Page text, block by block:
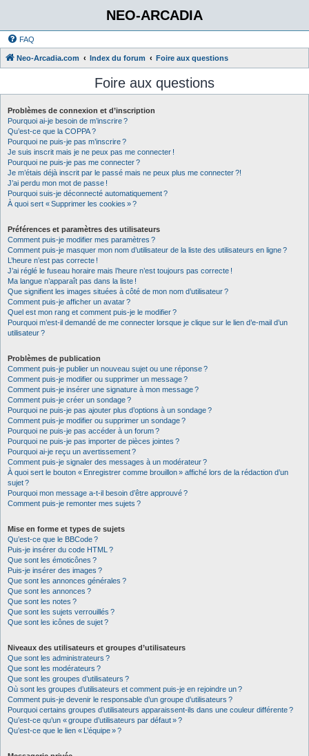
NEO-ARCADIA
FAQ
Neo-Arcadia.com Index du forum Foire aux questions
Foire aux questions
Problèmes de connexion et d’inscription
Pourquoi ai-je besoin de m’inscrire ?
Qu’est-ce que la COPPA ?
Pourquoi ne puis-je pas m’inscrire ?
Je suis inscrit mais je ne peux pas me connecter !
Pourquoi ne puis-je pas me connecter ?
Je m’étais déjà inscrit par le passé mais ne peux plus me connecter ?!
J’ai perdu mon mot de passe !
Pourquoi suis-je déconnecté automatiquement ?
À quoi sert « Supprimer les cookies » ?
Préférences et paramètres des utilisateurs
Comment puis-je modifier mes paramètres ?
Comment puis-je masquer mon nom d’utilisateur de la liste des utilisateurs en ligne ?
L’heure n’est pas correcte !
J’ai réglé le fuseau horaire mais l’heure n’est toujours pas correcte !
Ma langue n’apparaît pas dans la liste !
Que signifient les images situées à côté de mon nom d’utilisateur ?
Comment puis-je afficher un avatar ?
Quel est mon rang et comment puis-je le modifier ?
Pourquoi m’est-il demandé de me connecter lorsque je clique sur le lien d’e-mail d’un
utilisateur ?
Problèmes de publication
Comment puis-je publier un nouveau sujet ou une réponse ?
Comment puis-je modifier ou supprimer un message ?
Comment puis-je insérer une signature à mon message ?
Comment puis-je créer un sondage ?
Pourquoi ne puis-je pas ajouter plus d’options à un sondage ?
Comment puis-je modifier ou supprimer un sondage ?
Pourquoi ne puis-je pas accéder à un forum ?
Pourquoi ne puis-je pas importer de pièces jointes ?
Pourquoi ai-je reçu un avertissement ?
Comment puis-je signaler des messages à un modérateur ?
À quoi sert le bouton « Enregistrer comme brouillon » affiché lors de la rédaction d’un
sujet ?
Pourquoi mon message a-t-il besoin d’être approuvé ?
Comment puis-je remonter mes sujets ?
Mise en forme et types de sujets
Qu’est-ce que le BBCode ?
Puis-je insérer du code HTML ?
Que sont les émoticônes ?
Puis-je insérer des images ?
Que sont les annonces générales ?
Que sont les annonces ?
Que sont les notes ?
Que sont les sujets verrouillés ?
Que sont les icônes de sujet ?
Niveaux des utilisateurs et groupes d’utilisateurs
Que sont les administrateurs ?
Que sont les modérateurs ?
Que sont les groupes d’utilisateurs ?
Où sont les groupes d’utilisateurs et comment puis-je en rejoindre un ?
Comment puis-je devenir le responsable d’un groupe d’utilisateurs ?
Pourquoi certains groupes d’utilisateurs apparaissent-ils dans une couleur différente ?
Qu’est-ce qu’un « groupe d’utilisateurs par défaut » ?
Qu’est-ce que le lien « L’équipe » ?